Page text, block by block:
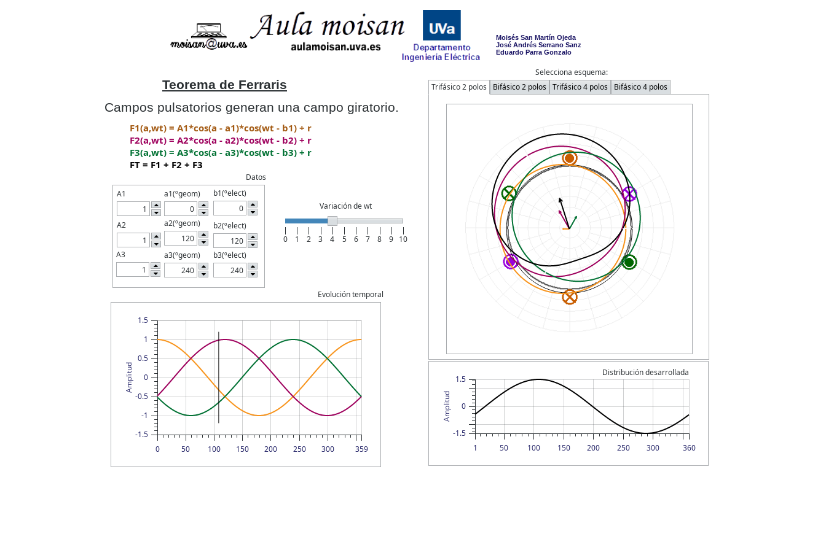
A1
A2
A3
a1(ºgeom)
a2(ºgeom)
a3(ºgeom)
b1(ºelect)
b2(ºelect)
b3(ºelect)
Datos
0 1 2 3 4 5 6 7 8 9 10
Variación de wt
Campos pulsatorios generan una campo giratorio.
F1(a,wt) = A1*cos(a - a1)*cos(wt - b1) + r
F2(a,wt) = A2*cos(a - a2)*cos(wt - b2) + r
F3(a,wt) = A3*cos(a - a3)*cos(wt - b3) + r
FT = F1 + F2 + F3
Trifásico 2 polos Bifásico 2 polos Trifásico 4 polos Bifásico 4 polos
Selecciona esquema:
Teorema de Ferraris
Moisés San Martín Ojeda
José Andrés Serrano Sanz
Eduardo Parra Gonzalo
1 50 360
100 150 200 250 300
0
-1.5
1.5
Amplitud
Distribución desarrollada
0 50 359
100 150 200 250 300
0
1
-1.5
-0.5
-1
1.5
0.5
Amplitud
Evolución temporal